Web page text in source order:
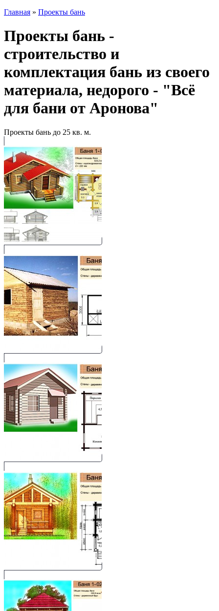
Главная » Проекты бань
Проекты бань -
строительство и
комплектация бань из своего
материала, недорого - "Всё
для бани от Аронова"
Проекты бань до 25 кв. м.